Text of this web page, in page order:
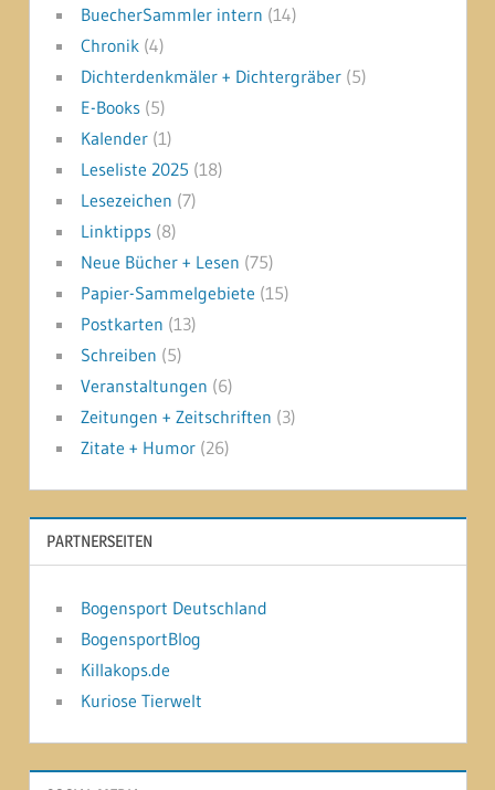
BuecherSammler intern (14)
Chronik(4)
Dichterdenkmäler + Dichtergräber(5)
E-Books(5)
Kalender(1)
Leseliste 2025 (18)
Lesezeichen (7)
Linktipps(8)
Neue Bücher + Lesen (75)
Papier-Sammelgebiete (15)
Postkarten (13)
Schreiben (5)
Veranstaltungen (6)
Zeitungen + Zeitschriften (3)
Zitate + Humor(26)
PARTNERSEITEN
Bogensport Deutschland
BogensportBlog
Killakops.de
Kuriose Tierwelt